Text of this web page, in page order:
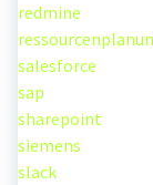
redmine
salesforce
sap
sharepoint
siemens
slack